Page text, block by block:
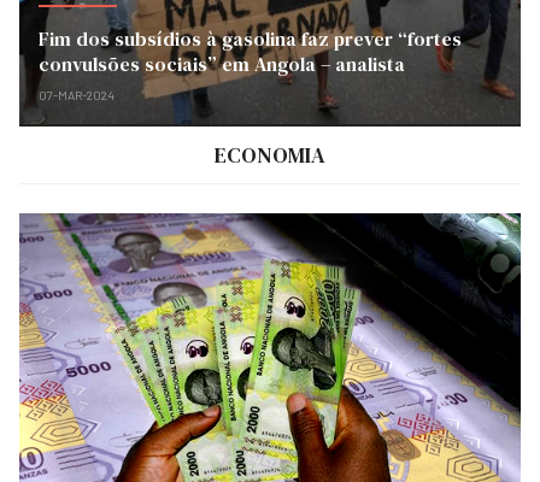
Fim dos subsídios à gasolina faz prever “fortes
convulsões sociais” em Angola – analista
07-MAR-2024
ECONOMIA